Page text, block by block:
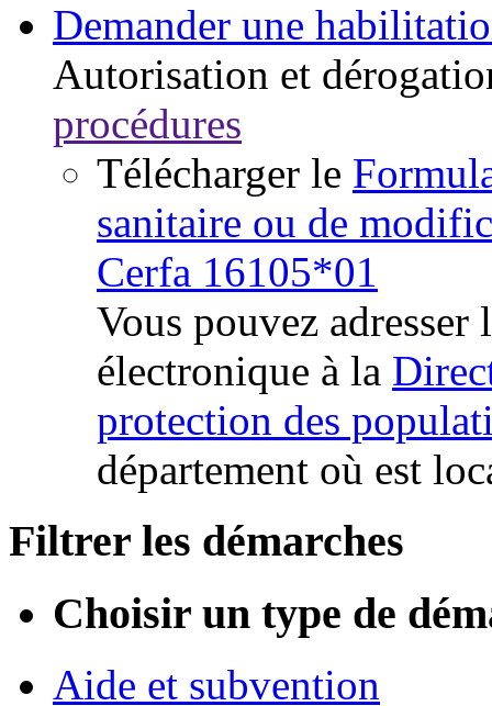
Demander une
Autorisation et
procédures
Télécharger le
sanitaire ou de
Cerfa 16105*01
Vous pouvez
électronique à la
protection des
département où est
Filtrer les démarches
Choisir un type de
Aide et subvention